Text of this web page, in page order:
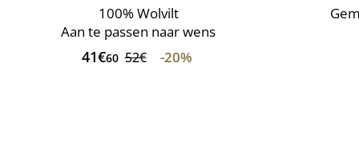
100% Wolvilt
Aan te passen naar wens
41€60 52€ -20%